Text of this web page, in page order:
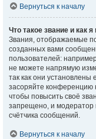
Вернуться к началу
Что такое звание и как
Звания, отображаемые
созданных вами
пользователей:
не можете напрямую
так как они
засоряйте конференцию
чтобы повысить своё
запрещено, и модератор
счётчика сообщений.
Вернуться к началу